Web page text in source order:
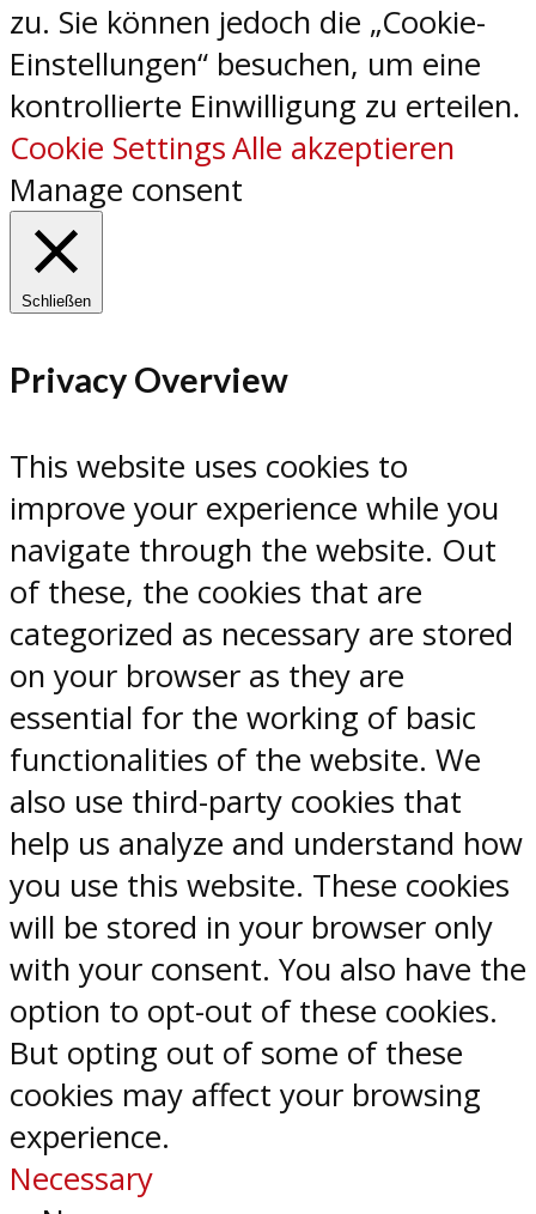
zu. Sie können jedoch die „Cookie-
Einstellungen“ besuchen, um eine
kontrollierte Einwilligung zu erteilen.
Cookie SettingsAlle akzeptieren
Manage consent
Schließen
Privacy Overview
This website uses cookies to
improve your experience while you
navigate through the website. Out
of these, the cookies that are
categorized as necessary are stored
on your browser as they are
essential for the working of basic
functionalities of the website. We
also use third-party cookies that
help us analyze and understand how
you use this website. These cookies
will be stored in your browser only
with your consent. You also have the
option to opt-out of these cookies.
But opting out of some of these
cookies may affect your browsing
experience.
Necessary